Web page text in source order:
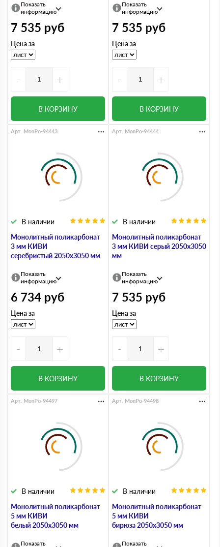
Показать
информацию
7 535 руб
Цена за
- +
В КОРЗИНУ
Показать
информацию
7 535 руб
Цена за
- +
В КОРЗИНУ
Монолитный поликарбонат
3 мм КИВИ
серебристый 2050х3050 мм
В наличии
Арт. MonPo-94443
Показать
информацию
6 734 руб
Цена за
- +
В КОРЗИНУ
Монолитный поликарбонат
3 мм КИВИ серый 2050х3050
мм
В наличии
Арт. MonPo-94444
Показать
информацию
7 535 руб
Цена за
- +
В КОРЗИНУ
Монолитный поликарбонат
5 мм КИВИ
белый 2050х3050 мм
В наличии
Арт. MonPo-94497
Показать
Монолитный поликарбонат
5 мм КИВИ
бирюза 2050х3050 мм
В наличии
Арт. MonPo-94498
Показать